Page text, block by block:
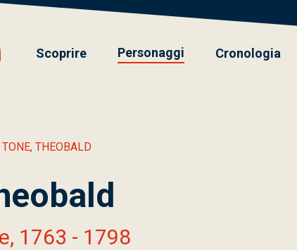
Scoprire Personaggi Cronologia
THEOBALD
1763 - 1798